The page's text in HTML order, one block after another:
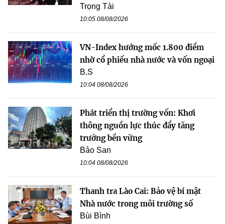
Trọng Tài
10:05 08/08/2026
VN-Index hướng mốc 1.800 điểm
nhờ cổ phiếu nhà nước và vốn ngoại
B.S
10:04 08/08/2026
Phát triển thị trường vốn: Khơi
thông nguồn lực thúc đẩy tăng
trưởng bền vững
Bảo San
10:04 08/08/2026
Thanh tra Lào Cai: Bảo vệ bí mật
Nhà nước trong môi trường số
Bùi Bình